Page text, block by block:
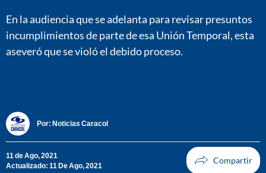
En la audiencia que se adelanta para revisar presuntos
incumplimientos de parte de esa Unión Temporal, esta
aseveró que se violó el debido proceso.
Por: Noticias Caracol
11 de Ago, 2021
Actualizado: 11 De Ago, 2021